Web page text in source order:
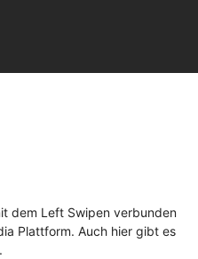
dem Left Swipen verbunden
Plattform. Auch hier gibt es